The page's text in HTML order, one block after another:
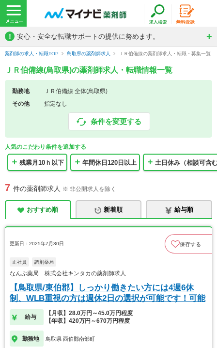
! 安心・安全な転職サポートの提供に努めます。
薬剤師の求人・転職TOP 鳥取県の薬剤師求人 ＪＲ伯備線の薬剤師求人・転職・募集一覧
ＪＲ伯備線(鳥取県)の薬剤師求人・転職情報一覧
勤務地
ＪＲ伯備線 全体(鳥取県)
その他
指定なし
条件を変更する
人気のこだわり条件を追加する
残業月10ｈ以下 年間休日120日以上 土日休み（相談可含
7 件の薬剤師求人 ※ 非公開求人を除く
おすすめ順 新着順 給与順
更新日：2025年7月30日 保存する
正社員 調剤薬局
なんぶ薬局 株式会社キンタカの薬剤師求人
【鳥取県/東伯郡】しっかり働きたい方には4週6休
制、WLB重視の方は週休2日の選択が可能です！可能
給与
【月収】28.0万円～45.0万円程度
【年収】420万円～670万円程度
勤務地 鳥取県 西伯郡南部町